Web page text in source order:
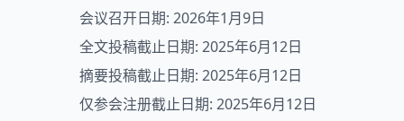
会议召开日期: 2026年1月9日
全文投稿截止日期: 2025年6月12日
摘要投稿截止日期: 2025年6月12日
仅参会注册截止日期: 2025年6月12日